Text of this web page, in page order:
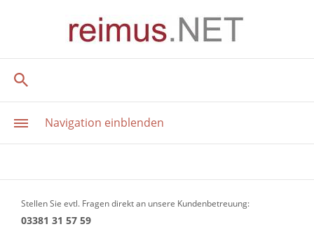
Navigation einblenden
Stellen Sie evtl. Fragen direkt an unsere Kundenbetreuung:
03381 31 57 59